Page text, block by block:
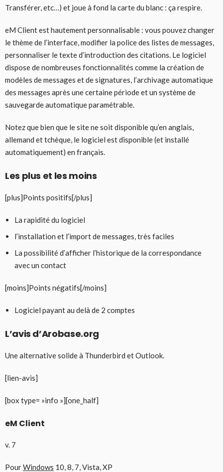
Transférer, etc…) et joue à fond la carte du blanc : ça respire.
eM Client est hautement personnalisable : vous pouvez changer
le thème de l’interface, modifier la police des listes de messages,
personnaliser le texte d’introduction des citations. Le logiciel
dispose de nombreuses fonctionnalités comme la création de
modèles de messages et de signatures, l’archivage automatique
des messages après une certaine période et un système de
sauvegarde automatique paramétrable.
Notez que bien que le site ne soit disponible qu’en anglais,
allemand et tchèque, le logiciel est disponible (et installé
automatiquement) en français.
Les plus et les moins
[plus]Points positifs[/plus]
La rapidité du logiciel
l’installation et l’import de messages, très faciles
La possibilité d’afficher l’historique de la correspondance
avec un contact
[moins]Points négatifs[/moins]
Logiciel payant au delà de 2 comptes
L’avis d’Arobase.org
Une alternative solide à Thunderbird et Outlook.
[lien-avis]
[box type= »info »][one_half]
eM Client
v. 7
PourWindows 10, 8, 7, Vista, XP